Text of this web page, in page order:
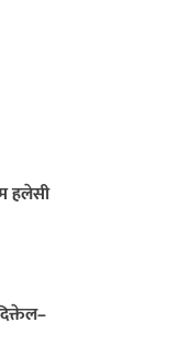
हलेसी